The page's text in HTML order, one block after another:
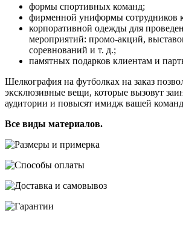
формы спортивных команд;
фирменной униформы сотрудников
корпоративной одежды для
мероприятий: промо-акций,
соревнований и т. д.;
памятных подарков клиентам и
Шелкография на футболках на заказ
эксклюзивные вещи, которые вызовут
аудитории и повысят имидж вашей
Все виды материалов.